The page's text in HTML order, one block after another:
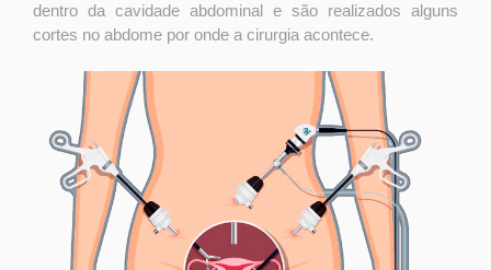
dentro da cavidade abdominal e são realizados alguns
cortes no abdome por onde a cirurgia acontece.